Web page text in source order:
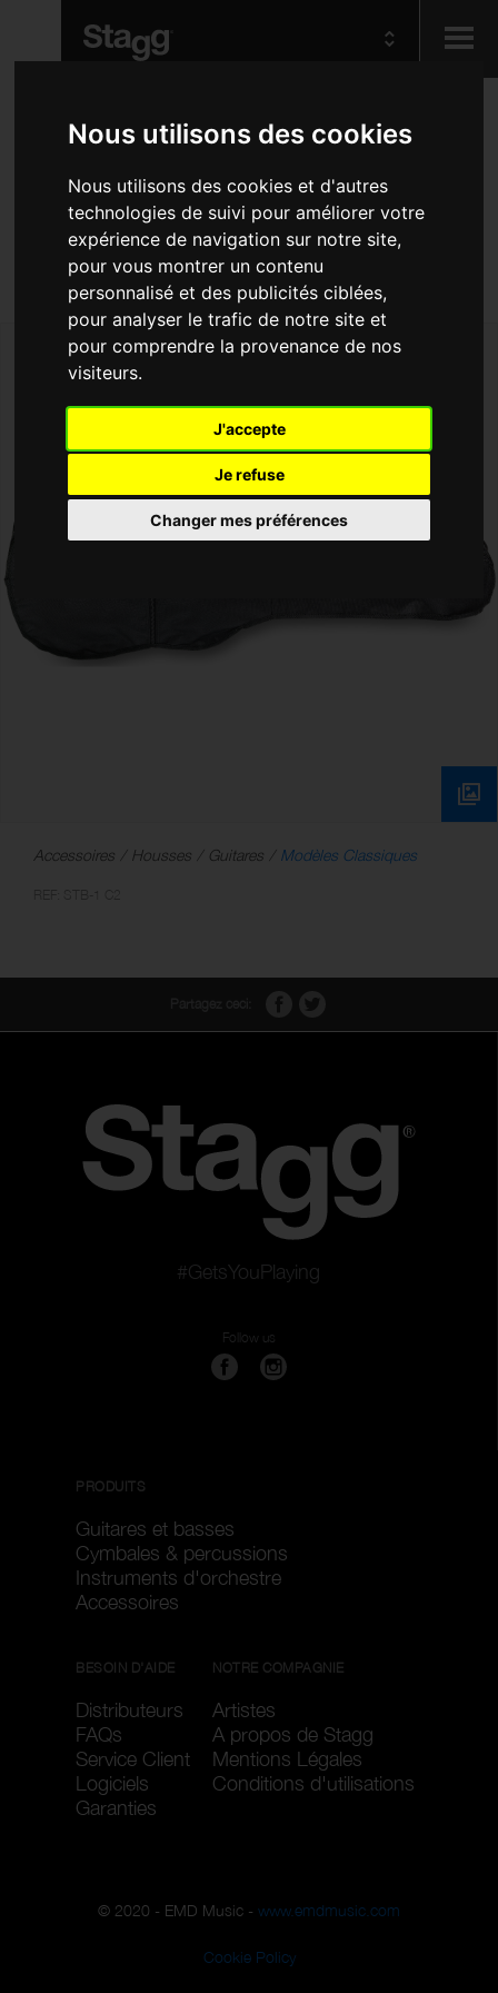
Nous utilisons des cookies
Nous utilisons des cookies et d'autres
technologies de suivi pour améliorer votre
expérience de navigation sur notre site,
pour vous montrer un contenu
personnalisé et des publicités ciblées,
pour analyser le trafic de notre site et
pour comprendre la provenance de nos
visiteurs.
J'accepte
Je refuse
Changer mes préférences
Audio &
Lighting
Housse en nylon pour
guitare classique 1/2,
série Economic
Keep your 1/2 classical safe and sound
Accessoires Housses Guitares Modèles Classiques
#GetsYouPlaying
Follow us
PRODUITS
Guitares et basses
Cymbales & percussions
Instruments d'orchestre
Accessoires
BESOIN D'AIDE
Distributeurs
FAQs
Service Client
Logiciels
Garanties
NOTRE COMPAGNIE
Artistes
A propos de Stagg
Mentions Légales
Conditions d'utilisations
© 2020 - EMD Music - www.emdmusic.com
Cookie Policy